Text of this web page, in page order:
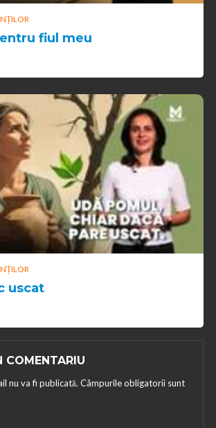
fiul meu
uscat
COMENTARIU
nu va fi publicată. Câmpurile obligatorii sunt